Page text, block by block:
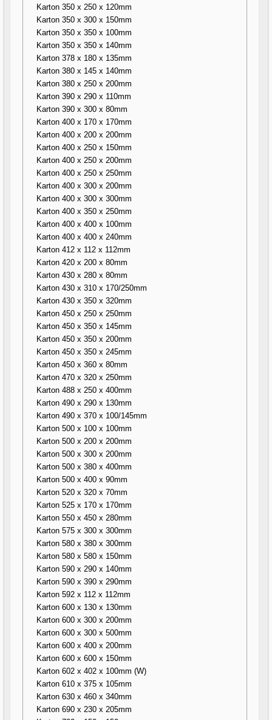
Karton 350 x 250 x 120mm
Karton 350 x 300 x 150mm
Karton 350 x 350 x 100mm
Karton 350 x 350 x 140mm
Karton 378 x 180 x 135mm
Karton 380 x 145 x 140mm
Karton 380 x 250 x 200mm
Karton 390 x 290 x 110mm
Karton 390 x 300 x 80mm
Karton 400 x 170 x 170mm
Karton 400 x 200 x 200mm
Karton 400 x 250 x 150mm
Karton 400 x 250 x 200mm
Karton 400 x 250 x 250mm
Karton 400 x 300 x 200mm
Karton 400 x 300 x 300mm
Karton 400 x 350 x 250mm
Karton 400 x 400 x 100mm
Karton 400 x 400 x 240mm
Karton 412 x 112 x 112mm
Karton 420 x 200 x 80mm
Karton 430 x 280 x 80mm
Karton 430 x 310 x 170/250mm
Karton 430 x 350 x 320mm
Karton 450 x 250 x 250mm
Karton 450 x 350 x 145mm
Karton 450 x 350 x 200mm
Karton 450 x 350 x 245mm
Karton 450 x 360 x 80mm
Karton 470 x 320 x 250mm
Karton 488 x 250 x 400mm
Karton 490 x 290 x 130mm
Karton 490 x 370 x 100/145mm
Karton 500 x 100 x 100mm
Karton 500 x 200 x 200mm
Karton 500 x 300 x 200mm
Karton 500 x 380 x 400mm
Karton 500 x 400 x 90mm
Karton 520 x 320 x 70mm
Karton 525 x 170 x 170mm
Karton 550 x 450 x 280mm
Karton 575 x 300 x 300mm
Karton 580 x 380 x 300mm
Karton 580 x 580 x 150mm
Karton 590 x 290 x 140mm
Karton 590 x 390 x 290mm
Karton 592 x 112 x 112mm
Karton 600 x 130 x 130mm
Karton 600 x 300 x 200mm
Karton 600 x 300 x 500mm
Karton 600 x 400 x 200mm
Karton 600 x 600 x 150mm
Karton 602 x 402 x 100mm (W)
Karton 610 x 375 x 105mm
Karton 630 x 460 x 340mm
Karton 690 x 230 x 205mm